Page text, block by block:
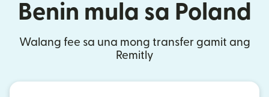
Benin mula sa Poland
Walang fee sa una mong transfer gamit ang
Remitly